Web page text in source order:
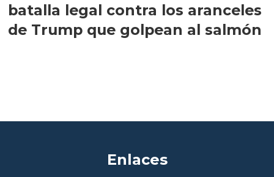
batalla legal contra los aranceles
de Trump que golpean al salmón
Enlaces